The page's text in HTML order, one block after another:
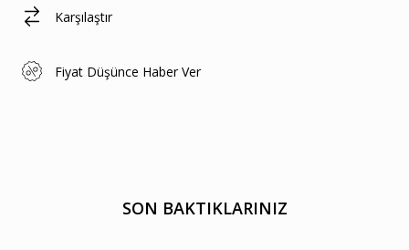
Karşılaştır
Fiyat Düşünce Haber Ver
SON BAKTIKLARINIZ